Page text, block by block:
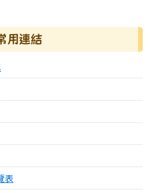
用連結
表